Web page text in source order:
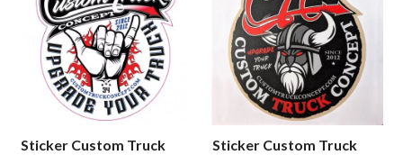
Sticker Custom Truck
Sticker Custom Truck